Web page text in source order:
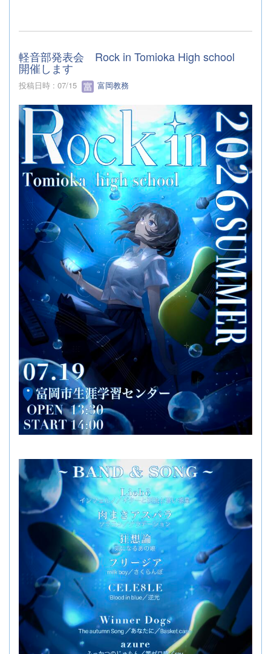
軽音部発表会 Rock in Tomioka High school
開催します
投稿日時 : 07/15 富岡教務